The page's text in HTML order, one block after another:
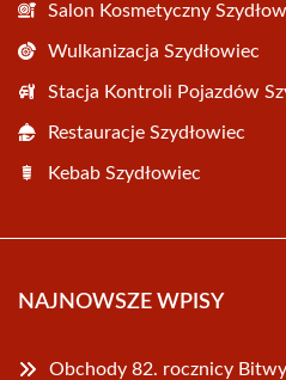
Salon Kosmetyczny
Wulkanizacja Szydłowiec
Stacja Kontroli Pojazdów
Restauracje Szydłowiec
Kebab Szydłowiec
NAJNOWSZE WPISY
Obchody 82. rocznicy